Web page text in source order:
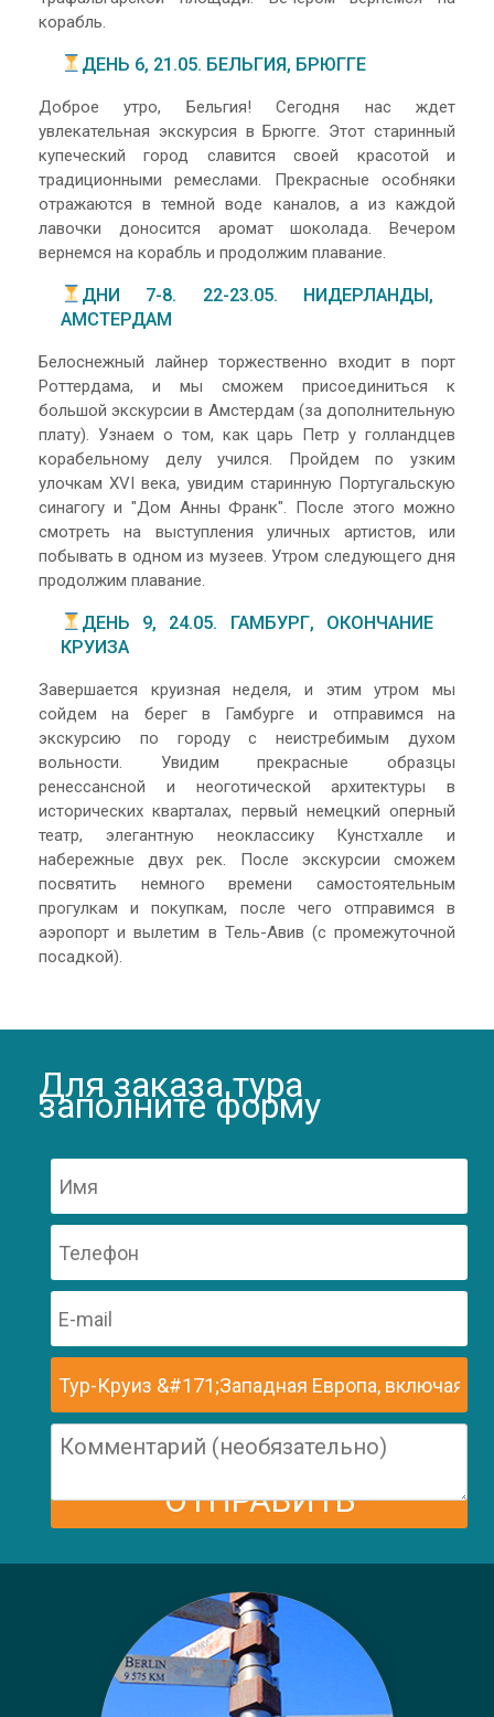
корабль.
ДЕНЬ 6, 21.05. БЕЛЬГИЯ, БРЮГГЕ
Доброе утро, Бельгия! Сегодня нас ждет
увлекательная экскурсия в Брюгге. Этот старинный
купеческий город славится своей красотой и
традиционными ремеслами. Прекрасные особняки
отражаются в темной воде каналов, а из каждой
лавочки доносится аромат шоколада. Вечером
вернемся на корабль и продолжим плавание.
ДНИ 7-8. 22-23.05. НИДЕРЛАНДЫ,
АМСТЕРДАМ
Белоснежный лайнер торжественно входит в порт
Роттердама, и мы сможем присоединиться к
большой экскурсии в Амстердам (за дополнительную
плату). Узнаем о том, как царь Петр у голландцев
корабельному делу учился. Пройдем по узким
улочкам XVI века, увидим старинную Португальскую
синагогу и "Дом Анны Франк". После этого можно
смотреть на выступления уличных артистов, или
побывать в одном из музеев. Утром следующего дня
продолжим плавание.
ДЕНЬ 9, 24.05. ГАМБУРГ, ОКОНЧАНИЕ
КРУИЗА
Завершается круизная неделя, и этим утром мы
сойдем на берег в Гамбурге и отправимся на
экскурсию по городу с неистребимым духом
вольности. Увидим прекрасные образцы
ренессансной и неоготической архитектуры в
исторических кварталах, первый немецкий оперный
театр, элегантную неоклассику Кунстхалле и
набережные двух рек. После экскурсии сможем
посвятить немного времени самостоятельным
прогулкам и покупкам, после чего отправимся в
аэропорт и вылетим в Тель-Авив (с промежуточной
посадкой).
Для заказа тура
заполните форму